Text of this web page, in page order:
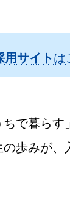
サイト は
で暮らす
歩みが